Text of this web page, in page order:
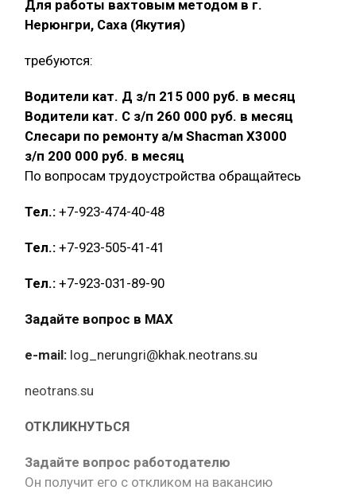
Для работы вахтовым методом в г.
Нерюнгри, Саха (Якутия)
требуются:
Водители кат. Д з/п 215 000 руб. в месяц
Водители кат. С з/п 260 000 руб. в месяц
Слесари по ремонту а/м Shacman X3000
з/п 200 000 руб. в месяц
По вопросам трудоустройства обращайтесь
Тел.: +7-923-474-40-48
Тел.: +7-923-505-41-41
Тел.: +7-923-031-89-90
Задайте вопрос в MAX
e-mail: log_nerungri@khak.neotrans.su
neotrans.su
ОТКЛИКНУТЬСЯ
Задайте вопрос работодателю
Он получит его с откликом на вакансию